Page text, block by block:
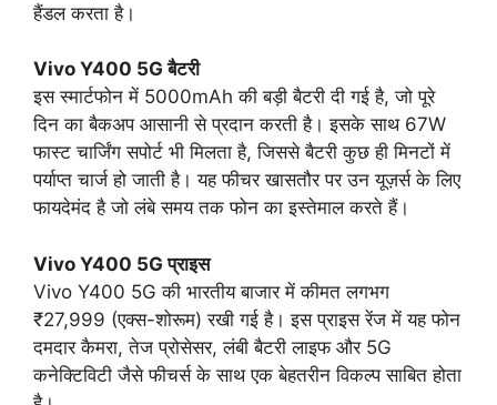
हैंडल करता है।
Vivo Y400 5G बैटरी
इस स्मार्टफोन में 5000mAh की बड़ी बैटरी दी गई है, जो पूरे
दिन का बैकअप आसानी से प्रदान करती है। इसके साथ 67W
फास्ट चार्जिंग सपोर्ट भी मिलता है, जिससे बैटरी कुछ ही मिनटों में
पर्याप्त चार्ज हो जाती है। यह फीचर खासतौर पर उन यूज़र्स के लिए
फायदेमंद है जो लंबे समय तक फोन का इस्तेमाल करते हैं।
Vivo Y400 5G प्राइस
Vivo Y400 5G की भारतीय बाजार में कीमत लगभग
₹27,999 (एक्स-शोरूम) रखी गई है। इस प्राइस रेंज में यह फोन
दमदार कैमरा, तेज प्रोसेसर, लंबी बैटरी लाइफ और 5G
कनेक्टिविटी जैसे फीचर्स के साथ एक बेहतरीन विकल्प साबित होता